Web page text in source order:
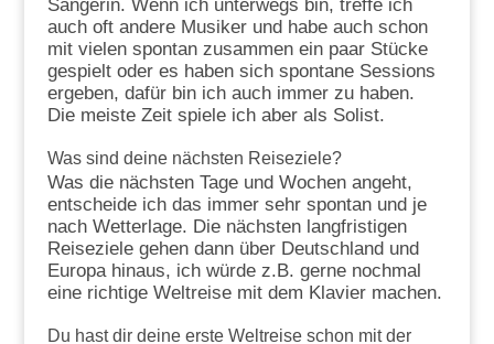
Sängerin. Wenn ich unterwegs bin, treffe ich
auch oft andere Musiker und habe auch schon
mit vielen spontan zusammen ein paar Stücke
gespielt oder es haben sich spontane Sessions
ergeben, dafür bin ich auch immer zu haben.
Die meiste Zeit spiele ich aber als Solist.
Was sind deine nächsten Reiseziele?
Was die nächsten Tage und Wochen angeht,
entscheide ich das immer sehr spontan und je
nach Wetterlage. Die nächsten langfristigen
Reiseziele gehen dann über Deutschland und
Europa hinaus, ich würde z.B. gerne nochmal
eine richtige Weltreise mit dem Klavier machen.
Du hast dir deine erste Weltreise schon mit der